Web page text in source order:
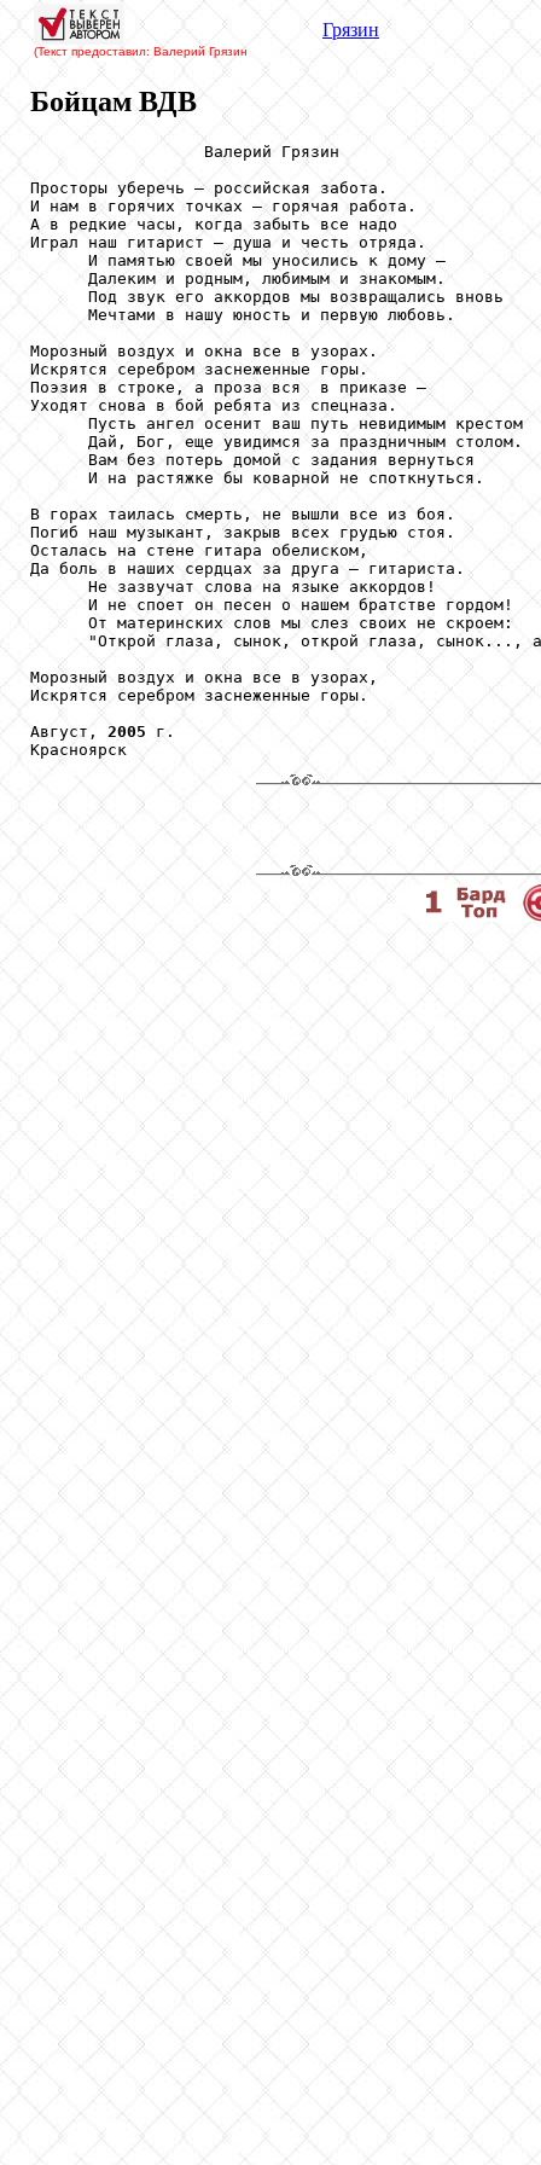
(Текст предоставил: Валерий Грязин
Грязин
Бойцам ВДВ
                  Валерий Грязин
Просторы уберечь – российская забота.
И нам в горячих точках – горячая работа.
А в редкие часы, когда забыть все надо
Играл наш гитарист – душа и честь отряда.
      И памятью своей мы уносились к дому –
      Далеким и родным, любимым и знакомым.
      Под звук его аккордов мы возвращались вновь
      Мечтами в нашу юность и первую любовь.
Морозный воздух и окна все в узорах.
Искрятся серебром заснеженные горы.
Поэзия в строке, а проза вся  в приказе –
Уходят снова в бой ребята из спецназа.
      Пусть ангел осенит ваш путь невидимым крестом
      Дай, Бог, еще увидимся за праздничным столом.
      Вам без потерь домой с задания вернуться
      И на растяжке бы коварной не споткнуться.
В горах таилась смерть, не вышли все из боя.
Погиб наш музыкант, закрыв всех грудью стоя.
Осталась на стене гитара обелиском,
Да боль в наших сердцах за друга – гитариста.
      Не зазвучат слова на языке аккордов!
      И не споет он песен о нашем братстве гордом!
      От материнских слов мы слез своих не скроем:
"Открой глаза, сынок, открой глаза, сынок...,
Морозный воздух и окна все в узорах,
Искрятся серебром заснеженные горы.
Август, 2005 г.
Красноярск